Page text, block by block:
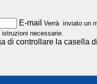
E-mail Verrà inviato un
necessarie.
di controllare la casella